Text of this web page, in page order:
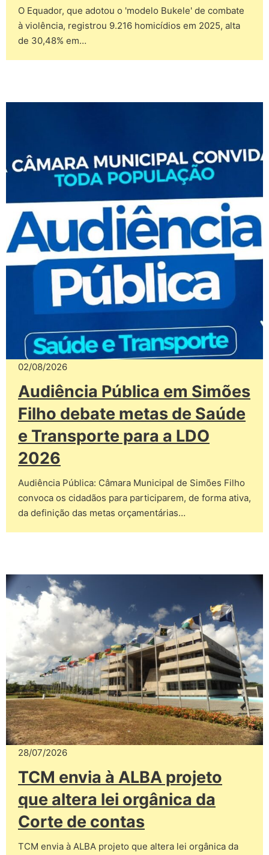
O Equador, que adotou o 'modelo Bukele' de combate
à violência, registrou 9.216 homicídios em 2025, alta
de 30,48% em…
02/08/2026
Audiência Pública em Simões
Filho debate metas de Saúde
e Transporte para a LDO
2026
Audiência Pública: Câmara Municipal de Simões Filho
convoca os cidadãos para participarem, de forma ativa,
da definição das metas orçamentárias…
28/07/2026
TCM envia à ALBA projeto
que altera lei orgânica da
Corte de contas
TCM envia à ALBA projeto que altera lei orgânica da